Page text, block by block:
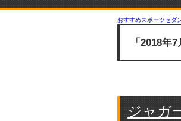
おすすめスポーツセ
「2018年
ジャガ